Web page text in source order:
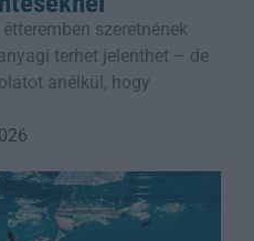
szeretnének
terhet jelenthet – de
anélkül, hogy